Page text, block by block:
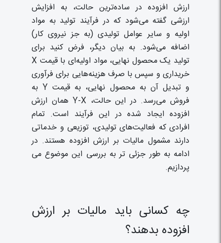
ارزش افزوده در ساده‌ترین حالت، به افزایش
ارزشی گفته می‌شود که در فرآیند تولید به مواد
اولیه و سایر عوامل تولیدی (به جز نیروی کار)
اضافه می‌شود. به بیان دیگر، فرض کنید برای
تولید یک محصول نهایی، مواد اولیه‌ای با قیمت X
خریداری و سپس با صرف هزینه‌هایی برای فرآوری
و تبدیل آن به محصول نهایی، به قیمت Y به
فروش می‌رسد. در این حالت، Y-X همان ارزش
افزوده ایجاد شده در این فرآیند است. تمام
افرادی که فعالیت‌های تولیدی، توزیعی و خدماتی
دارند مشمول مالیات بر ارزش افزوده هستند. در
ادامه به طور جزئی تر به بررسی این موضوع می
پردازیم.
چه کسانی باید مالیات بر ارزش
افزوده بدهند؟